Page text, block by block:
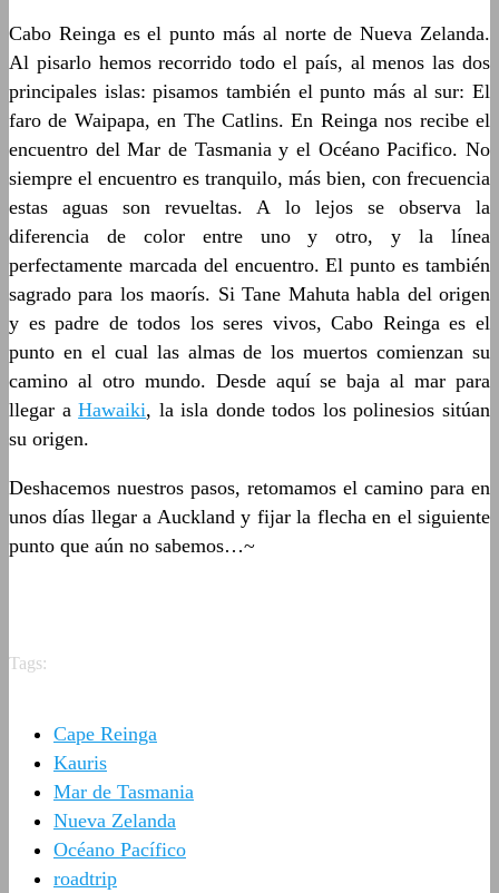
Cabo Reinga es el punto más al norte de Nueva Zelanda.
Al pisarlo hemos recorrido todo el país, al menos las dos
principales islas: pisamos también el punto más al sur: El
faro de Waipapa, en The Catlins. En Reinga nos recibe el
encuentro del Mar de Tasmania y el Océano Pacifico. No
siempre el encuentro es tranquilo, más bien, con frecuencia
estas aguas son revueltas. A lo lejos se observa la
diferencia de color entre uno y otro, y la línea
perfectamente marcada del encuentro. El punto es también
sagrado para los maorís. Si Tane Mahuta habla del origen
y es padre de todos los seres vivos, Cabo Reinga es el
punto en el cual las almas de los muertos comienzan su
camino al otro mundo. Desde aquí se baja al mar para
llegar aHawaiki, la isla donde todos los polinesios sitúan
su origen.
Deshacemos nuestros pasos, retomamos el camino para en
unos días llegar a Auckland y fijar la flecha en el siguiente
punto que aún no sabemos…~
Tags:
Cape Reinga
Kauris
Mar de Tasmania
Nueva Zelanda
Océano Pacífico
roadtrip